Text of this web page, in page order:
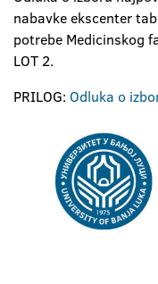
nabavke ekscenter
potrebe Medicinskog
LOT 2.
PRILOG: Odluka o